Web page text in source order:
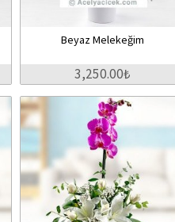
Beyaz Melekeğim
3,250.00₺